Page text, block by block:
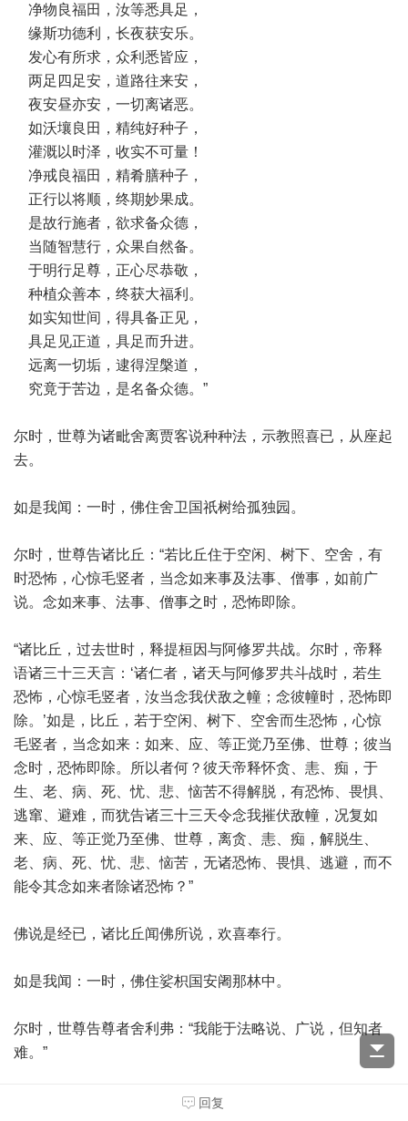
净物良福田，汝等悉具足，
缘斯功德利，长夜获安乐。
发心有所求，众利悉皆应，
两足四足安，道路往来安，
夜安昼亦安，一切离诸恶。
如沃壤良田，精纯好种子，
灌溉以时泽，收实不可量！
净戒良福田，精肴膳种子，
正行以将顺，终期妙果成。
是故行施者，欲求备众德，
当随智慧行，众果自然备。
于明行足尊，正心尽恭敬，
种植众善本，终获大福利。
如实知世间，得具备正见，
具足见正道，具足而升进。
远离一切垢，逮得涅槃道，
究竟于苦边，是名备众德。”
尔时，世尊为诸毗舍离贾客说种种法，示教照喜已，从座起
去。
如是我闻：一时，佛住舍卫国祇树给孤独园。
尔时，世尊告诸比丘：“若比丘住于空闲、树下、空舍，有
时恐怖，心惊毛竖者，当念如来事及法事、僧事，如前广
说。念如来事、法事、僧事之时，恐怖即除。
“诸比丘，过去世时，释提桓因与阿修罗共战。尔时，帝释
语诸三十三天言：‘诸仁者，诸天与阿修罗共斗战时，若生
恐怖，心惊毛竖者，汝当念我伏敌之幢；念彼幢时，恐怖即
除。’如是，比丘，若于空闲、树下、空舍而生恐怖，心惊
毛竖者，当念如来：如来、应、等正觉乃至佛、世尊；彼当
念时，恐怖即除。所以者何？彼天帝释怀贪、恚、痴，于
生、老、病、死、忧、悲、恼苦不得解脱，有恐怖、畏惧、
逃窜、避难，而犹告诸三十三天令念我摧伏敌幢，况复如
来、应、等正觉乃至佛、世尊，离贪、恚、痴，解脱生、
老、病、死、忧、悲、恼苦，无诸恐怖、畏惧、逃避，而不
能令其念如来者除诸恐怖？”
佛说是经已，诸比丘闻佛所说，欢喜奉行。
如是我闻：一时，佛住娑枳国安阇那林中。
尔时，世尊告尊者舍利弗：“我能于法略说、广说，但知者
难。”
尊者舍利弗白佛言：“惟愿世尊略说、广说、法说，于法实
回复